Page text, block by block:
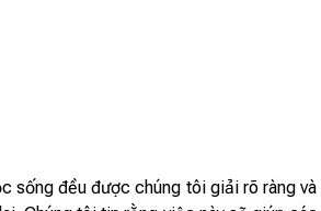
đều được chúng tôi giải rõ ràng